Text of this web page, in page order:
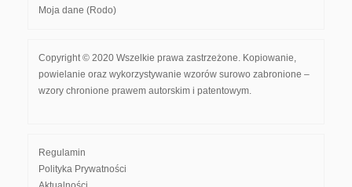
Moja dane (Rodo)
Copyright © 2020 Wszelkie prawa zastrzeżone. Kopiowanie,
powielanie oraz wykorzystywanie wzorów surowo zabronione –
wzory chronione prawem autorskim i patentowym.
Regulamin
Polityka Prywatności